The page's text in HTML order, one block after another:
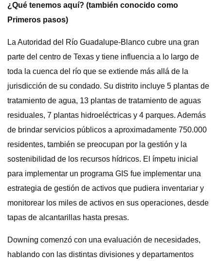
¿Qué tenemos aquí? (también conocido como
Primeros pasos)
La Autoridad del Río Guadalupe-Blanco cubre una gran
parte del centro de Texas y tiene influencia a lo largo de
toda la cuenca del río que se extiende más allá de la
jurisdicción de su condado. Su distrito incluye 5 plantas de
tratamiento de agua, 13 plantas de tratamiento de aguas
residuales, 7 plantas hidroeléctricas y 4 parques. Además
de brindar servicios públicos a aproximadamente 750.000
residentes, también se preocupan por la gestión y la
sostenibilidad de los recursos hídricos. El ímpetu inicial
para implementar un programa GIS fue implementar una
estrategia de gestión de activos que pudiera inventariar y
monitorear los miles de activos en sus operaciones, desde
tapas de alcantarillas hasta presas.
Downing comenzó con una evaluación de necesidades,
hablando con las distintas divisiones y departamentos